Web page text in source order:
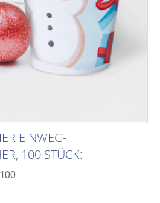
EINWEG-
100 STÜCK: